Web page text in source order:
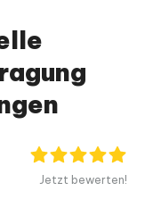
Jetzt bewerten!